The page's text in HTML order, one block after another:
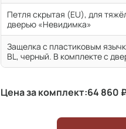
Петля скрытая (EU), для
дверью «Невидимка»
Защелка с пластиковым
BL, черный. В комплекте с
Цена за комплект:64 860